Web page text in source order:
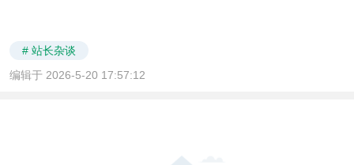
# 站长杂谈
编辑于 2026-5-20 17:57:12